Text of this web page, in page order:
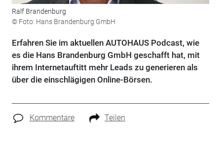
Ralf Brandenburg
© Foto: Hans Brandenburg GmbH
Erfahren Sie im aktuellen AUTOHAUS Podcast, wie
es die Hans Brandenburg GmbH geschafft hat, mit
ihrem Internetauftitt mehr Leads zu generieren als
über die einschlägigen Online-Börsen.
Kommentare Teilen